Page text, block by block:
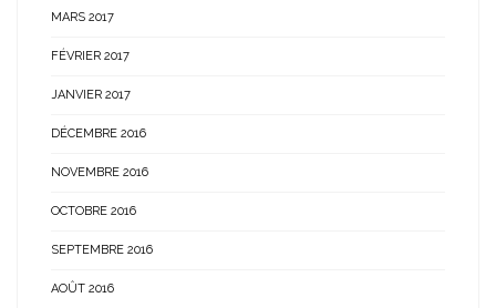
MARS 2017
FÉVRIER 2017
JANVIER 2017
DÉCEMBRE 2016
NOVEMBRE 2016
OCTOBRE 2016
SEPTEMBRE 2016
AOÛT 2016